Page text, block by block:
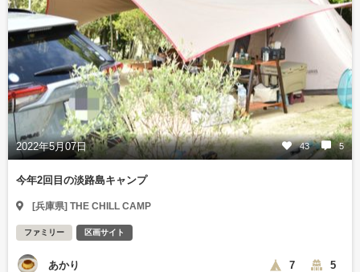
2022年5月07日 43 5
今年2回目の淡路島キャンプ
[兵庫県] THE CHILL CAMP
ファミリー 区画サイト
あかり 7 5